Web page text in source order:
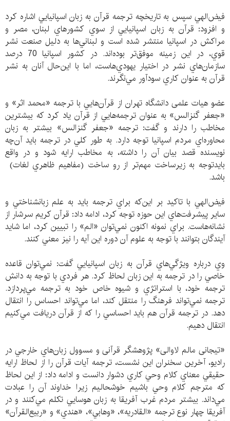
فيض‌الهي سپس به تاريخچه ترجمه قرآن به زبان اسپانيايي اشاره كرد
و افزود: قرآن به زبان اسپانيايي از سوي كشور‌هاي لبنان، مصر و
مراكش در اسپانيا منتشر شده است و لبناني‌‌ها به دليل صنعت نشر
قوي، در اين زمينه موفق‌تر بوده‌اند. در كشور اسپانيا 70 درصد
سازمان‌هاي نشر در اختيار يهودي‌هاست، اما با اين‌حال آنان به نشر
قرآن به عنوان كاري سودآور مي‌نگرند.
عضو هيات علمی دانشگاه تهران از قرآن‌هايي با ترجمه «محمد اثر» و
«جعفر گنزالس» به عنوان ترجمه‌هايي از قرآن ياد كرد كه بيشترين
مخاطب را دارند و گفت: ترجمه «جعفر گنزالس» بيشتر به زبان
محاوره‌اي مردم اسپانيا توجه دارد. به طور كلي در ترجمه بايد آن‌چه
نويسنده قصد بيان آن را داشته، به مخاطب ارايه شود و در واقع
بايدتوجه به زيرساخت مهم‌تر از رو ساخت (مفاهيم ظاهري لغات)
باشد.
فيض‌الهي با تاكيد بر اين‌كه براي ترجمه بايد به علم زبانشناختي و
ساير پيشرفت‌هاي اين حوزه توجه كرد، ادامه داد: قرآن كريم سرشار از
نشانه‌هاست. براي نمونه اكنون نمي‌توان «الم» را تبيين كرد، اما شايد
آيندگان بتوانند با توجه به علوم آن دوره اين آيه را نيز معني كنند.
وي درباره ويژگي‌هاي قرآن به زبان اسپانيايي گفت: نمي‌توان قاعده
‌خاصي را در ترجمه به اين زبان لحاظ كرد. هر فردي با توجه به دانش
ترجمه خود، با استراتژي و شيوه خاص خود به ترجمه مي‌پردازد.
ترجمه‌ نمي‌تواند فرهنگ را منتقل كند، اما مي‌تواند احساس را انتقال
دهد. در ترجمه قرآن هم بايد احساسي را كه از قرآن دريافت مي‌كنيم
انتقال دهيم.
«تيجانی مالم لاوالی» پژوهشگر قرآنی و مسوول زبان‌هاي خارجي در
راديو، آخرين سخنران اين نشست، ترجمه آيات قرآن را از لحاظ ارايه
حقيقي معناي كلام وحي كاري دشوار دانست و ادامه داد: از اين لحاظ
كه مترجم كلام وحي باشيم خوشحاليم زيرا خداوند آن را عبادت
مي‌داند. بيشتر مردم غرب آفريقا به زبان هوسايي تكلم مي‌كنند و در
آفريقا چهار نوع ترجمه «القادريه»، «وهابي»، «هندي» و «ربيع‌القرآن»